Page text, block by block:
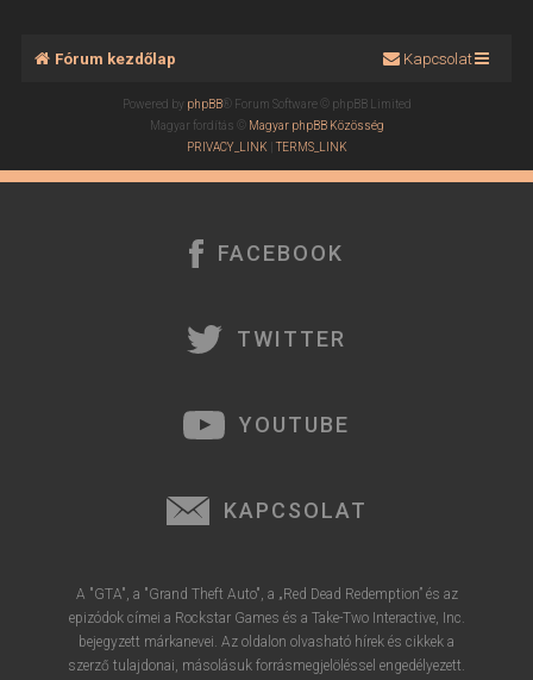
Fórum kezdőlap Kapcsolat
Powered by phpBB® Forum Software © phpBB Limited
Magyar fordítás © Magyar phpBB Közösség
PRIVACY_LINK |TERMS_LINK
FACEBOOK
TWITTER
YOUTUBE
KAPCSOLAT
A "GTA", a "Grand Theft Auto", a „Red Dead Redemption” és az
epizódok címei a Rockstar Games és a Take-Two Interactive, Inc.
bejegyzett márkanevei. Az oldalon olvasható hírek és cikkek a
szerző tulajdonai, másolásuk forrásmegjelöléssel engedélyezett.